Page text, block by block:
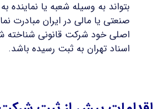
بتواند به وسیله شعبه یا نماینده
صنعتی یا مالی در ایران مبادرت
اصلی خود شرکت قانونی شناخته
اسناد تهران به ثبت رسیده باشد.